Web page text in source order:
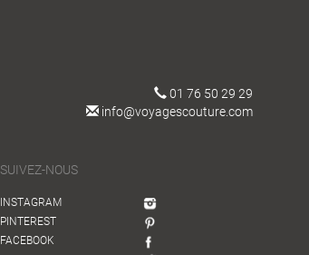
01 76 50 29 29
info@voyagescouture.com
SUIVEZ-NOUS
INSTAGRAM
PINTEREST
FACEBOOK